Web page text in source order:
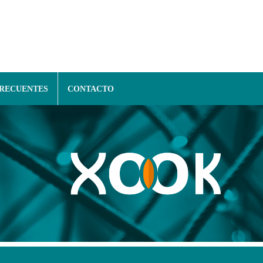
CONTACTO